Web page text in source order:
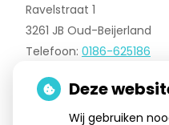
Ravelstraat 1
3261 JB Oud-Beijerland
Telefoon: 0186-625186
Deze
Wij gebruiken